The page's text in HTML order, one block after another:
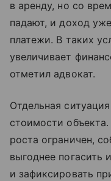
в аренду, но со
падают, и доход
платежи. В таких
увеличивает
отметил адвокат.
Отдельная
стоимости
роста ограничен,
выгоднее погасить
и зафиксировать